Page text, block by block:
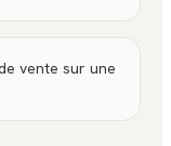
vente sur une